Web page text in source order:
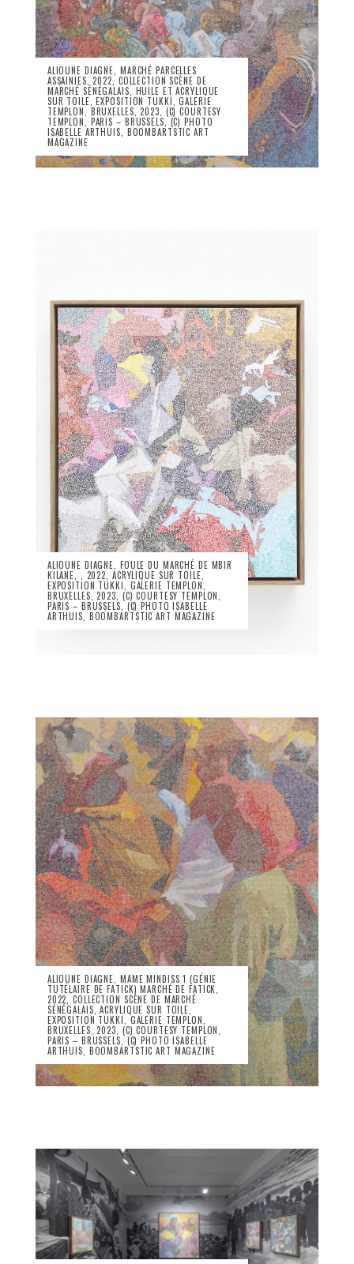
ALIOUNE DIAGNE, MARCHÉ PARCELLES
ASSAINIES, 2022, COLLECTION SCÈNE DE
MARCHÉ SÉNÉGALAIS, HUILE ET ACRYLIQUE
SUR TOILE, EXPOSITION TUKKI, GALERIE
TEMPLON, BRUXELLES, 2023, (C) COURTESY
TEMPLON, PARIS – BRUSSELS, (C) PHOTO
ISABELLE ARTHUIS, BOOMBARTSTIC ART
MAGAZINE
ALIOUNE DIAGNE, FOULE DU MARCHÉ DE MBIR
KILANE, , 2022, ACRYLIQUE SUR TOILE,
EXPOSITION TUKKI, GALERIE TEMPLON,
BRUXELLES, 2023, (C) COURTESY TEMPLON,
PARIS – BRUSSELS, (C) PHOTO ISABELLE
ARTHUIS, BOOMBARTSTIC ART MAGAZINE
ALIOUNE DIAGNE, MAME MINDISS 1 (GÉNIE
TUTÉLAIRE DE FATICK) MARCHÉ DE FATICK,
2022, COLLECTION SCÈNE DE MARCHÉ
SÉNÉGALAIS, ACRYLIQUE SUR TOILE,
EXPOSITION TUKKI, GALERIE TEMPLON,
BRUXELLES, 2023, (C) COURTESY TEMPLON,
PARIS – BRUSSELS, (C) PHOTO ISABELLE
ARTHUIS, BOOMBARTSTIC ART MAGAZINE